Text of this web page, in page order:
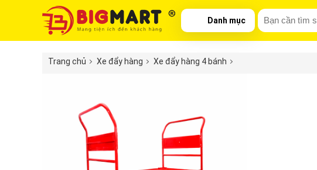
Danh mục
Trang chủ Xe đẩy hàng Xe đẩy hàng 4 bánh